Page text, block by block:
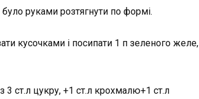
було руками розтягнути по формі.
кусочками і посипати 1 п зеленого желе,
3 ст.л цукру, +1 ст.л крохмалю+1 ст.л